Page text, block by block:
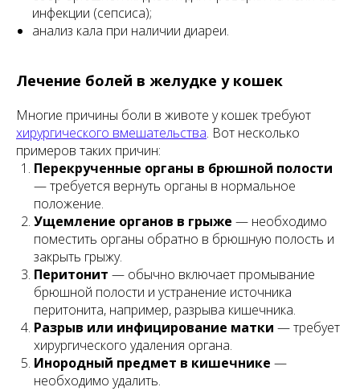
инфекции (сепсиса);
анализ кала при наличии диареи.
Лечение болей в желудке у кошек
Многие причины боли в животе у кошек требуют
хирургического вмешательства. Вот несколько
примеров таких причин:
Перекрученные органы в брюшной полости
— требуется вернуть органы в нормальное
положение.
Ущемление органов в грыже — необходимо
поместить органы обратно в брюшную полость и
закрыть грыжу.
Перитонит — обычно включает промывание
брюшной полости и устранение источника
перитонита, например, разрыва кишечника.
Разрыв или инфицирование матки — требует
хирургического удаления органа.
Инородный предмет в кишечнике —
необходимо удалить.